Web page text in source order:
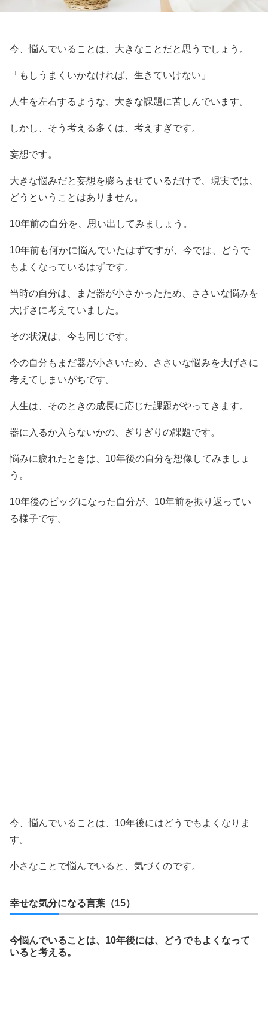
今、悩んでいることは、大きなことだと思うでしょう。
「もしうまくいかなければ、生きていけない」
人生を左右するような、大きな課題に苦しんでいます。
しかし、そう考える多くは、考えすぎです。
妄想です。
大きな悩みだと妄想を膨らませているだけで、現実では、
どうということはありません。
10年前の自分を、思い出してみましょう。
10年前も何かに悩んでいたはずですが、今では、どうで
もよくなっているはずです。
当時の自分は、まだ器が小さかったため、ささいな悩みを
大げさに考えていました。
その状況は、今も同じです。
今の自分もまだ器が小さいため、ささいな悩みを大げさに
考えてしまいがちです。
人生は、そのときの成長に応じた課題がやってきます。
器に入るか入らないかの、ぎりぎりの課題です。
悩みに疲れたときは、10年後の自分を想像してみましょ
う。
10年後のビッグになった自分が、10年前を振り返ってい
る様子です。
今、悩んでいることは、10年後にはどうでもよくなりま
す。
小さなことで悩んでいると、気づくのです。
幸せな気分になる言葉（15）
今悩んでいることは、10年後には、どうでもよくなって
いると考える。